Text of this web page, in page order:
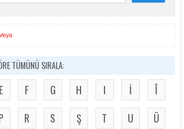
TÜMÜNÜ SIRALA:
E F G H I İ
Î
R S Ş T U Ü